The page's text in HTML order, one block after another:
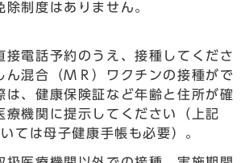
制度はありません。
接電話予約のうえ、接種してくださ
ん混合（ＭＲ）ワクチンの接種がで
は、健康保険証など年齢と住所が確
療機関に提示してください（上記
ては母子健康手帳も必要）。